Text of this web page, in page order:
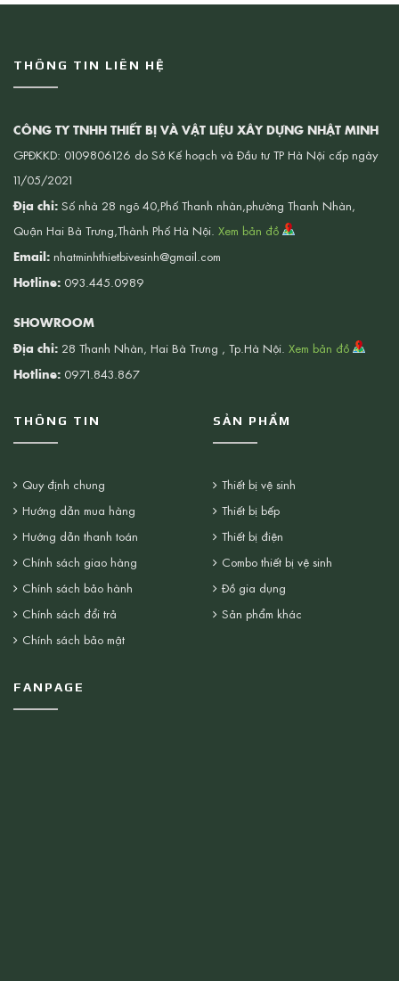
THÔNG TIN LIÊN HỆ
CÔNG TY TNHH THIẾT BỊ VÀ VẬT LIỆU XÂY DỰNG NHẬT MINH
GPĐKKD: 0109806126 do Sở Kế hoạch và Đầu tư TP Hà Nội cấp ngày
11/05/2021
Địa chỉ: Số nhà 28 ngõ 40,Phố Thanh nhàn,phường Thanh Nhàn,
Quận Hai Bà Trưng,Thành Phố Hà Nội. Xem bản đồ
Email: nhatminhthietbivesinh@gmail.com
Hotline: 093.445.0989
SHOWROOM
Địa chỉ: 28 Thanh Nhàn, Hai Bà Trưng , Tp.Hà Nội. Xem bản đồ
Hotline: 0971.843.867
THÔNG TIN
Quy định chung
Hướng dẫn mua hàng
Hướng dẫn thanh toán
Chính sách giao hàng
Chính sách bảo hành
Chính sách đổi trả
Chính sách bảo mật
SẢN PHẨM
Thiết bị vệ sinh
Thiết bị bếp
Thiết bị điện
Combo thiết bị vệ sinh
Đồ gia dụng
Sản phẩm khác
FANPAGE